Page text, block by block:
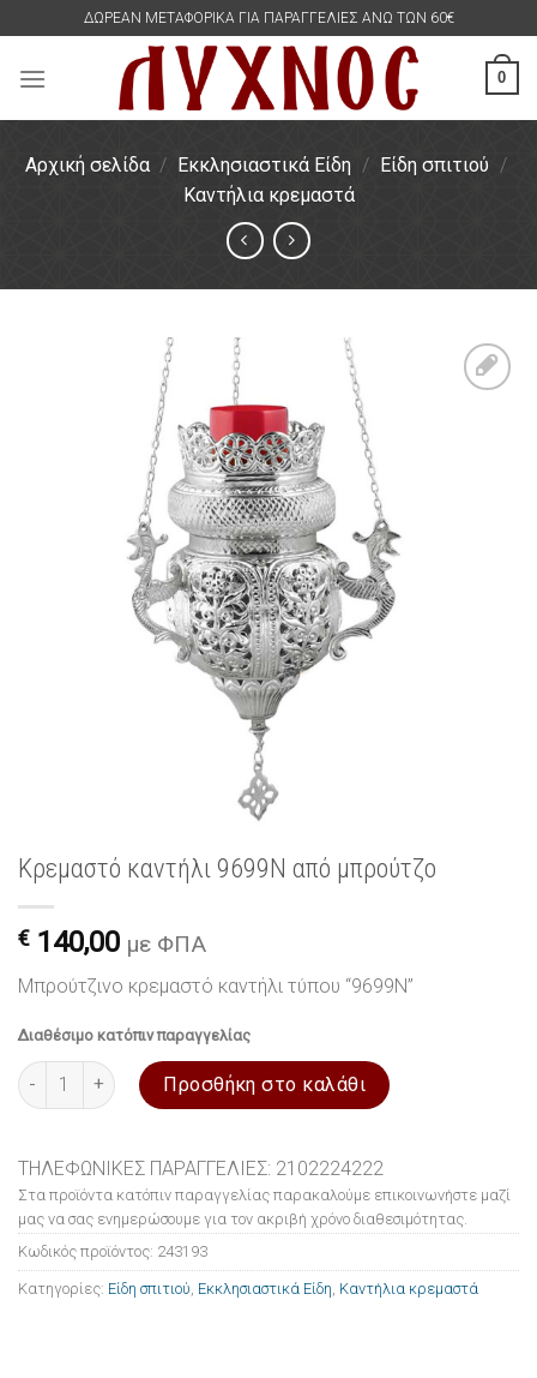
content
ΔΩΡΕΑΝ ΜΕΤΑΦΟΡΙΚΑ ΓΙΑ ΠΑΡΑΓΓΕΛΙΕΣ ΑΝΩ ΤΩΝ 60€
0
Αρχική σελίδα / Εκκλησιαστικά Είδη / Είδη σπιτιού /
Καντήλια κρεμαστά
Κρεμαστό καντήλι 9699N από μπρούτζο
€ 140,00 με ΦΠΑ
Μπρούτζινο κρεμαστό καντήλι τύπου “9699N”
Διαθέσιμο κατόπιν παραγγελίας
Κρεμαστό καντήλι 9699N από μπρούτζο ποσότητα
Προσθήκη στο καλάθι
ΤΗΛΕΦΩΝΙΚΕΣ ΠΑΡΑΓΓΕΛΙΕΣ: 2102224222
Στα προϊόντα κατόπιν παραγγελίας παρακαλούμε επικοινωνήστε μαζί
μας να σας ενημερώσουμε για τον ακριβή χρόνο διαθεσιμότητας.
Κωδικός προϊόντος: 243193
Κατηγορίες: Είδη σπιτιού Εκκλησιαστικά Είδη Καντήλια κρεμαστά